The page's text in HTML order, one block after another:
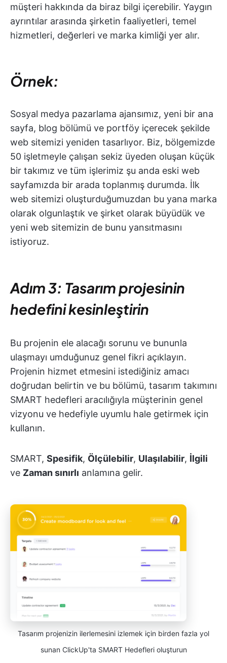
müşteri hakkında da biraz bilgi içerebilir. Yaygın
ayrıntılar arasında şirketin faaliyetleri, temel
hizmetleri, değerleri ve marka kimliği yer alır.
Örnek:
Sosyal medya pazarlama ajansımız, yeni bir ana
sayfa, blog bölümü ve portföy içerecek şekilde
web sitemizi yeniden tasarlıyor. Biz, bölgemizde
50 işletmeyle çalışan sekiz üyeden oluşan küçük
bir takımız ve tüm işlerimiz şu anda eski web
sayfamızda bir arada toplanmış durumda. İlk
web sitemizi oluşturduğumuzdan bu yana marka
olarak olgunlaştık ve şirket olarak büyüdük ve
yeni web sitemizin de bunu yansıtmasını
istiyoruz.
Adım 3: Tasarım projesinin
hedefini kesinleştirin
Bu projenin ele alacağı sorunu ve bununla
ulaşmayı umduğunuz genel fikri açıklayın.
Projenin hizmet etmesini istediğiniz amacı
doğrudan belirtin ve bu bölümü, tasarım takımını
SMART hedefleri aracılığıyla müşterinin genel
vizyonu ve hedefiyle uyumlu hale getirmek için
kullanın.
SMART, Spesifik, Ölçülebilir, Ulaşılabilir, İlgili
ve Zaman sınırlı anlamına gelir.
Tasarım projenizin ilerlemesini izlemek için birden fazla yol
sunan ClickUp'ta SMART Hedefleri oluşturun